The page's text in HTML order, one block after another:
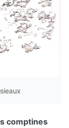
comptines